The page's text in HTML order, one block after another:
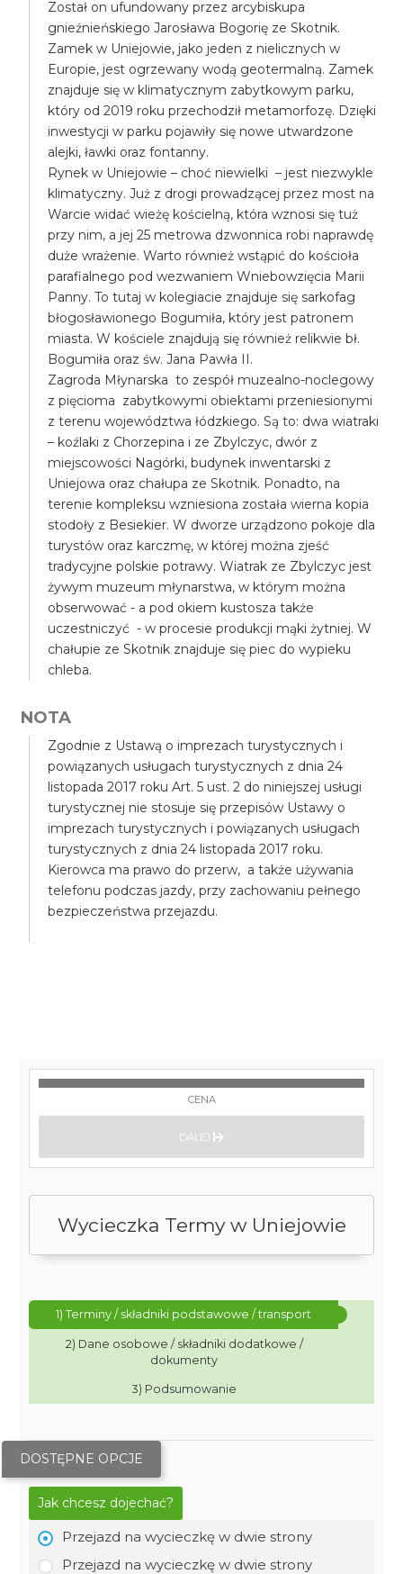
Został on ufundowany przez arcybiskupa
gnieźnieńskiego Jarosława Bogorię ze Skotnik.
Zamek w Uniejowie, jako jeden z nielicznych w
Europie, jest ogrzewany wodą geotermalną. Zamek
znajduje się w klimatycznym zabytkowym parku,
który od 2019 roku przechodził metamorfozę. Dzięki
inwestycji w parku pojawiły się nowe utwardzone
alejki, ławki oraz fontanny.
Rynek w Uniejowie – choć niewielki – jest niezwykle
klimatyczny. Już z drogi prowadzącej przez most na
Warcie widać wieżę kościelną, która wznosi się tuż
przy nim, a jej 25 metrowa dzwonnica robi naprawdę
duże wrażenie. Warto również wstąpić do kościoła
parafialnego pod wezwaniem Wniebowzięcia Marii
Panny. To tutaj w kolegiacie znajduje się sarkofag
błogosławionego Bogumiła, który jest patronem
miasta. W kościele znajdują się również relikwie bł.
Bogumiła oraz św. Jana Pawła II.
Zagroda Młynarska to zespół muzealno-noclegowy
z pięcioma zabytkowymi obiektami przeniesionymi
z terenu województwa łódzkiego. Są to: dwa wiatraki
– koźlaki z Chorzepina i ze Zbylczyc, dwór z
miejscowości Nagórki, budynek inwentarski z
Uniejowa oraz chałupa ze Skotnik. Ponadto, na
terenie kompleksu wzniesiona została wierna kopia
stodoły z Besiekier. W dworze urządzono pokoje dla
turystów oraz karczmę, w której można zjeść
tradycyjne polskie potrawy. Wiatrak ze Zbylczyc jest
żywym muzeum młynarstwa, w którym można
obserwować - a pod okiem kustosza także
uczestniczyć - w procesie produkcji mąki żytniej. W
chałupie ze Skotnik znajduje się piec do wypieku
chleba.
NOTA
Zgodnie z Ustawą o imprezach turystycznych i
powiązanych usługach turystycznych z dnia 24
listopada 2017 roku Art. 5 ust. 2 do niniejszej usługi
turystycznej nie stosuje się przepisów Ustawy o
imprezach turystycznych i powiązanych usługach
turystycznych z dnia 24 listopada 2017 roku.
Kierowca ma prawo do przerw, a także używania
telefonu podczas jazdy, przy zachowaniu pełnego
bezpieczeństwa przejazdu.
Wycieczka Termy w Uniejowie
1) Terminy / składniki podstawowe / transport
2) Dane osobowe / składniki dodatkowe /
dokumenty
3) Podsumowanie
DOSTĘPNE OPCJE
Jak chcesz dojechać?
Przejazd na wycieczkę w dwie strony
Przejazd na wycieczkę w dwie strony
CENA
DALEJ